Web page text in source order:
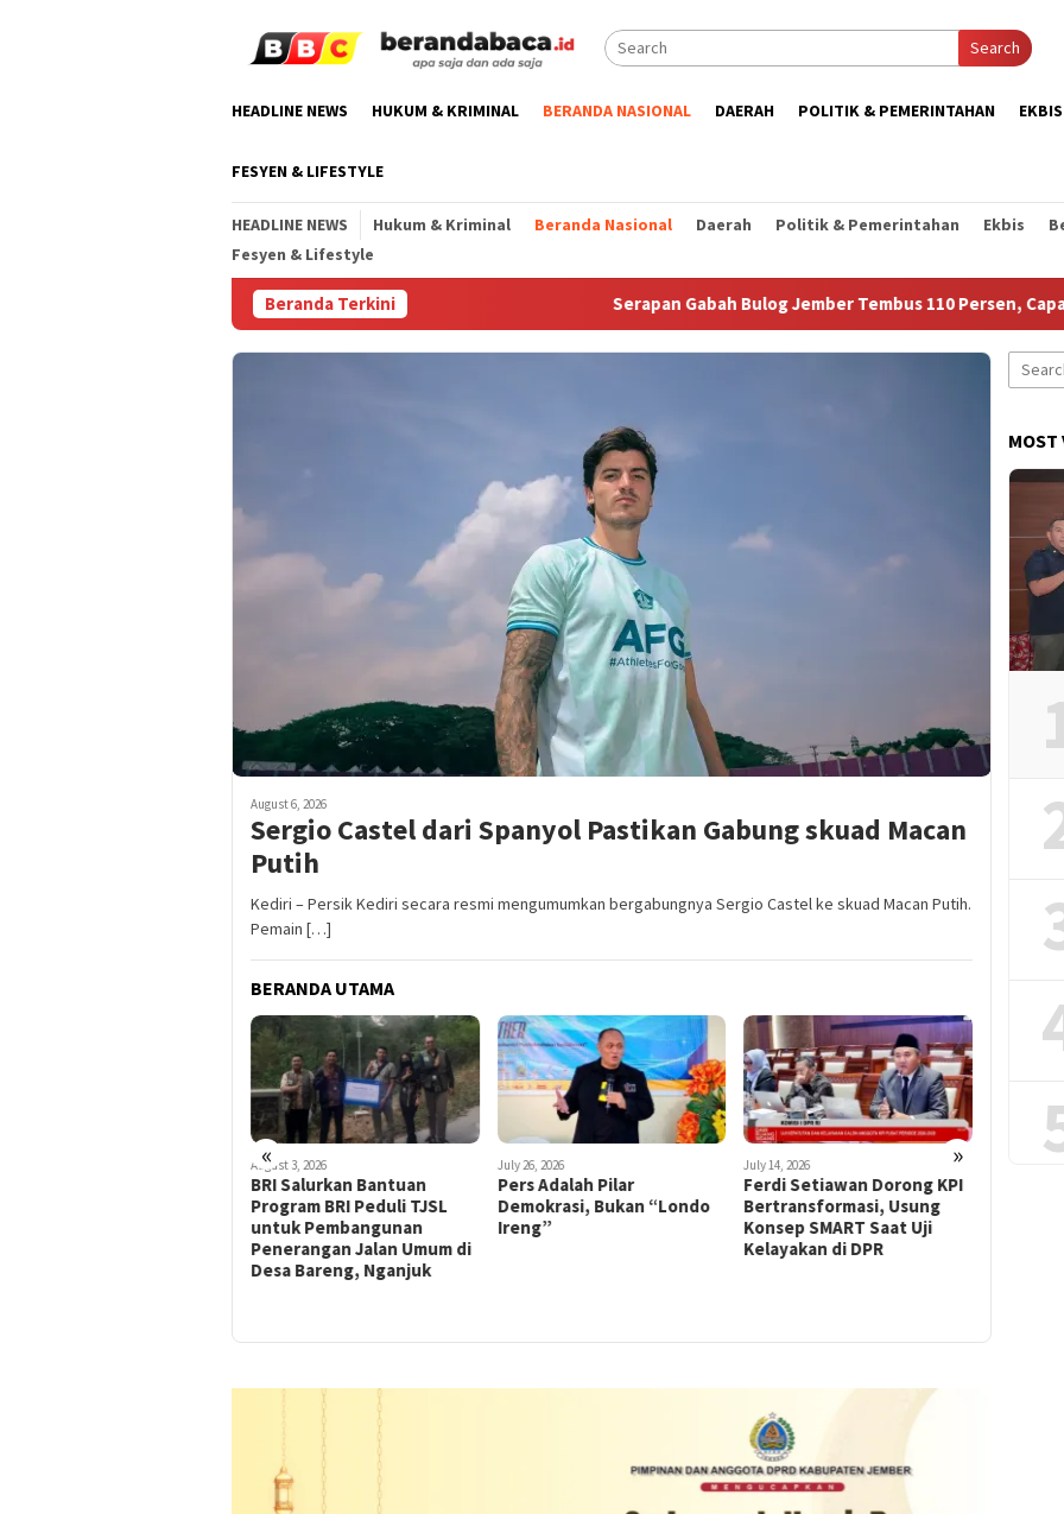
Search
HEADLINE NEWS HUKUM & KRIMINAL BERANDA NASIONAL DAERAH POLITIK & PEMERINTAHAN EKBIS
FESYEN & LIFESTYLE
HEADLINE NEWS Hukum & Kriminal Beranda Nasional Daerah Politik & Pemerintahan Ekbis
Fesyen & Lifestyle
Beranda Terkini Serapan Gabah Bulog Jember Tembus 110 Persen, Capai 183 Ribu Ton
August 6, 2026
Sergio Castel dari Spanyol Pastikan Gabung skuad Macan
Putih
Kediri – Persik Kediri secara resmi mengumumkan bergabungnya Sergio Castel ke skuad Macan Putih.
Pemain […]
BERANDA UTAMA
« »
August 3, 2026
BRI Salurkan Bantuan
Program BRI Peduli TJSL
untuk Pembangunan
Penerangan Jalan Umum di
Desa Bareng, Nganjuk
July 26, 2026
Pers Adalah Pilar
Demokrasi, Bukan “Londo
Ireng”
July 14, 2026
Ferdi Setiawan Dorong KPI
Bertransformasi, Usung
Konsep SMART Saat Uji
Kelayakan di DPR
Search
for:
MOST